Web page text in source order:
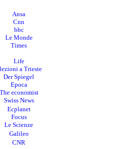
Ansa
Cnn
bbc
Le Monde
Times
Life
a Trieste
Der Spiegel
Epoca
economist
Swiss News
Ecplanet
Focus
Le Scienze
Galileo
CNR